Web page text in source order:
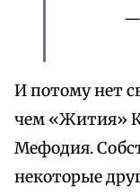
—
И потому нет
чем «Жития»
Мефодия.
некоторые